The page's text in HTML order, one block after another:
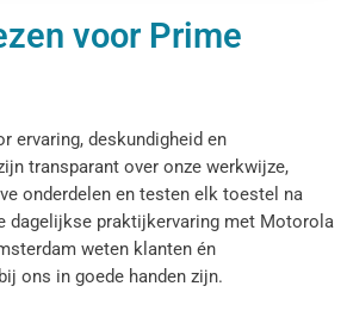
voor Prime
ervaring, deskundigheid en
transparant over onze werkwijze,
onderdelen en testen elk toestel na
dagelijkse praktijkervaring met Motorola
weten klanten én
ons in goede handen zijn.